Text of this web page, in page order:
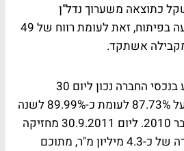
מיליון שקל כתוצאה משערוך נדל"ן
להשקעה ונדל"ן להשקעה בפיתוח, זאת לעומת רווח של 49
אשתקד.
שיעור התפוסה הממוצע בנכסי החברה נכון ליום 30
בספטמבר 2011 עומד על 87.73% לעומת כ-89.99% לשנה
שהסתיימה ב-31 בדצמבר 2010. ליום 30.9.2011 מחזיקה
החברה בשטחים להשכרה של כ-4.3 מיליון מ"ר, מתוכם